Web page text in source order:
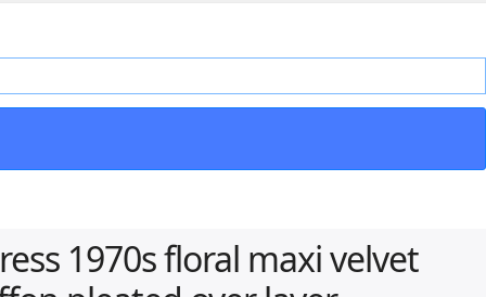
1970s floral maxi velvet